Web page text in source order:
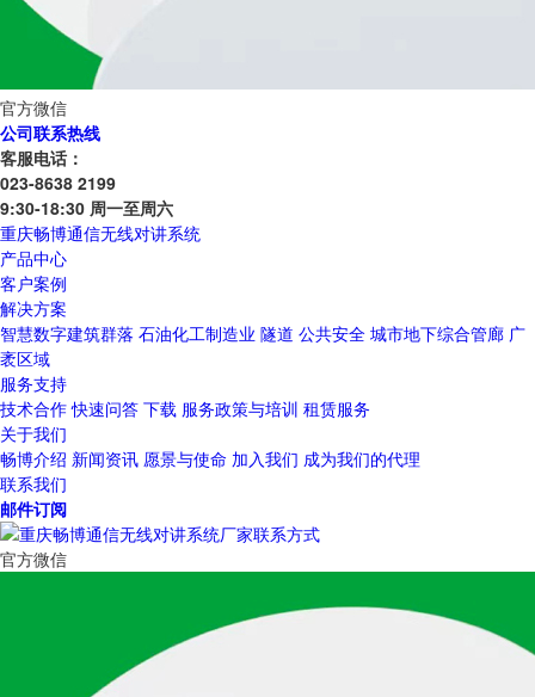
官方微信
公司联系热线
客服电话：
023-8638 2199
9:30-18:30 周一至周六
重庆畅博通信无线对讲系统
产品中心
客户案例
解决方案
智慧数字建筑群落 石油化工制造业 隧道 公共安全 城市地下综合管廊 广
袤区域
服务支持
技术合作 快速问答 下载 服务政策与培训 租赁服务
关于我们
畅博介绍 新闻资讯 愿景与使命 加入我们 成为我们的代理
联系我们
邮件订阅
官方微信